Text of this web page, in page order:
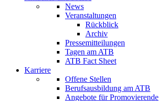
News
Veranstaltungen
Rückblick
Archiv
Pressemitteilungen
Tagen am ATB
ATB Fact Sheet
Karriere
Offene Stellen
Berufsausbildung am ATB
Angebote für Promovierende